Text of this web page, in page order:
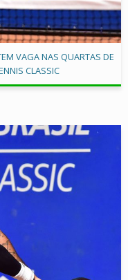
VAGA NAS QUARTAS DE
CLASSIC